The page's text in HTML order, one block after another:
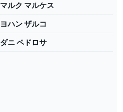
マルク マルケス
ヨハン ザルコ
ダニ ペドロサ